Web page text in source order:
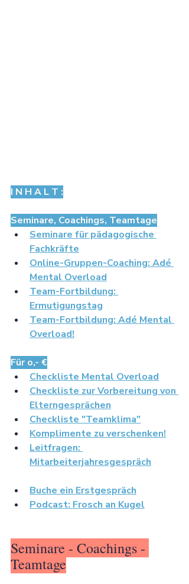
I N H A L T :
Seminare, Coachings, Teamtage
Seminare für pädagogische
Fachkräfte
Online-Gruppen-Coaching: Adé
Mental Overload
Team-Fortbildung:
Ermutigungstag
Team-Fortbildung: Adé Mental
Overload!
Für o,- €
Checkliste Mental Overload
Checkliste zur Vorbereitung von
Elterngesprächen
Checkliste "Teamklima"
Komplimente zu verschenken!
Leitfragen:
Mitarbeiterjahresgespräch
Buche ein Erstgespräch
Podcast: Frosch an Kugel
Seminare - Coachings -
Teamtage